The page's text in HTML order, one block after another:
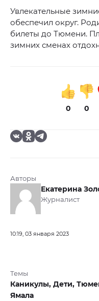
Увлекательные
обеспечил округ.
билеты до Тюмени.
зимних сменах
0 0
Авторы
Екатерина
Журналист
10:19, 03 января 2023
Темы
Каникулы, Дети,
Ямала